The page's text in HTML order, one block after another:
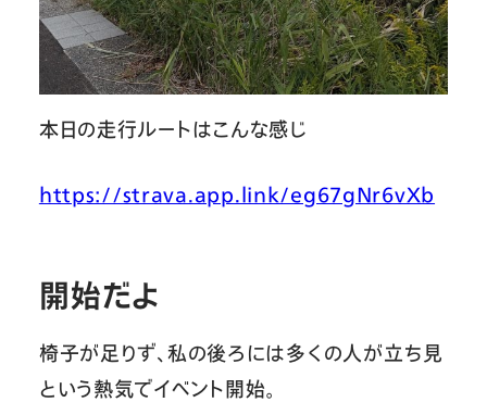
本日の走行ルートはこんな感じ
https://strava.app.link/eg67gNr6vXb
開始だよ
椅子が足りず、私の後ろには多くの人が立ち見
という熱気でイベント開始。